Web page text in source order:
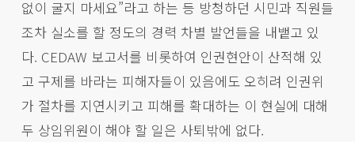
없이 굴지 마세요”라고 하는 등 방청하던 시민과 직원들
조차 실소를 할 정도의 경력 차별 발언들을 내뱉고 있
다. CEDAW 보고서를 비롯하여 인권현안이 산적해 있
고 구제를 바라는 피해자들이 있음에도 오히려 인권위
가 절차를 지연시키고 피해를 확대하는 이 현실에 대해
두 상임위원이 해야 할 일은 사퇴밖에 없다.